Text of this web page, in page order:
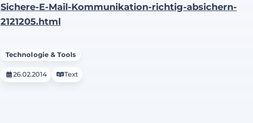
Sichere-E-Mail-Kommunikation-richtig-absichern-
2121205.html
Technologie & Tools
26.02.2014 Text